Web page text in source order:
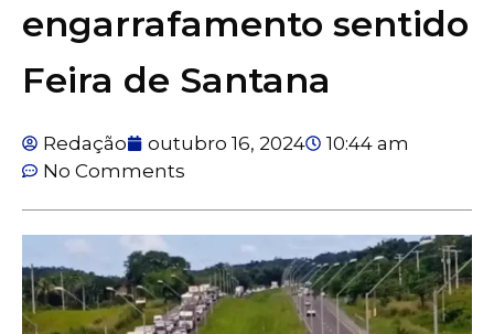
engarrafamento sentido
Feira de Santana
Redação outubro 16, 2024
10:44 am
No Comments